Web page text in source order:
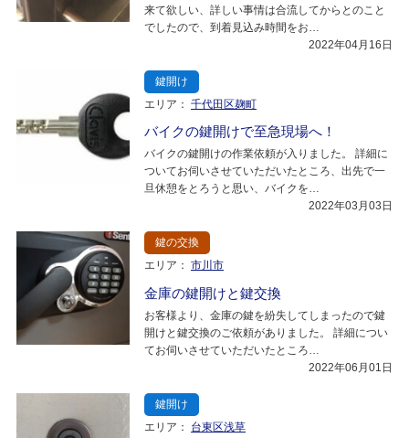
来て欲しい、詳しい事情は合流してからとのこと
でしたので、到着見込み時間をお…
2022年04月16日
鍵開け
エリア： 千代田区麹町
バイクの鍵開けで至急現場へ！
バイクの鍵開けの作業依頼が入りました。 詳細に
ついてお伺いさせていただいたところ、出先で一
旦休憩をとろうと思い、バイクを…
2022年03月03日
鍵の交換
エリア： 市川市
金庫の鍵開けと鍵交換
お客様より、金庫の鍵を紛失してしまったので鍵
開けと鍵交換のご依頼がありました。 詳細につい
てお伺いさせていただいたところ…
2022年06月01日
鍵開け
エリア：
台東区浅草